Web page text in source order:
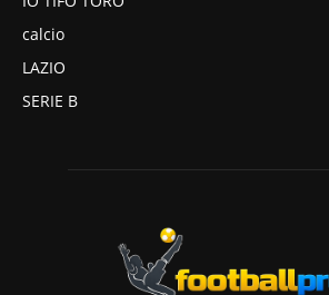
calcio
LAZIO
SERIE B